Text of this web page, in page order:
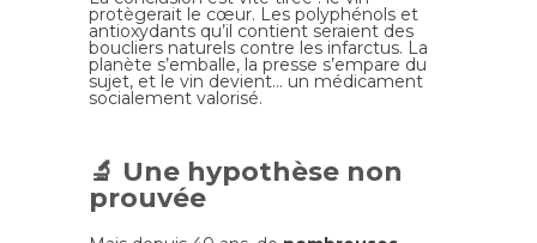
protègerait le cœur. Les polyphénols et
antioxydants qu’il contient seraient des
boucliers naturels contre les infarctus. La
planète s’emballe, la presse s’empare du
sujet, et le vin devient… un médicament
socialement valorisé.
🔬 Une hypothèse non
prouvée